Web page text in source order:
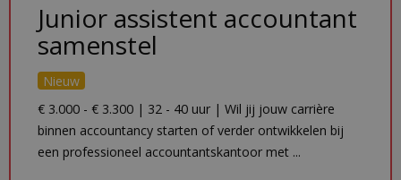
Junior assistent accountant
samenstel
Nieuw
€ 3.000 - € 3.300 | 32 - 40 uur | Wil jij jouw carrière
binnen accountancy starten of verder ontwikkelen bij
een professioneel accountantskantoor met ...